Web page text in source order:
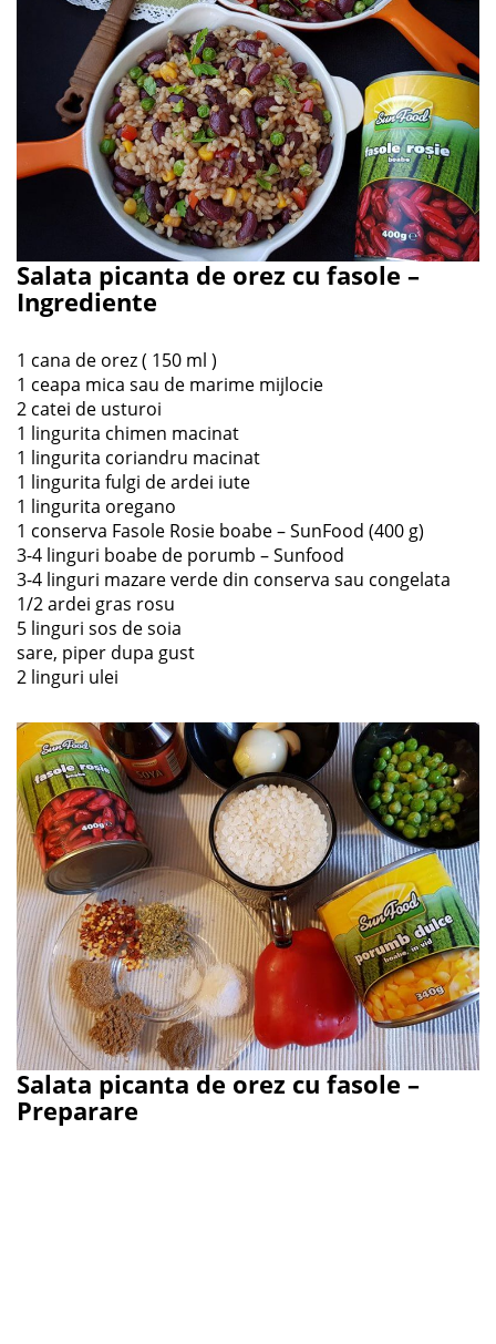
Salata picanta de orez cu fasole –
Ingrediente
1 cana de orez ( 150 ml )
1 ceapa mica sau de marime mijlocie
2 catei de usturoi
1 lingurita chimen macinat
1 lingurita coriandru macinat
1 lingurita fulgi de ardei iute
1 lingurita oregano
1 conserva Fasole Rosie boabe – SunFood (400 g)
3-4 linguri boabe de porumb – Sunfood
3-4 linguri mazare verde din conserva sau congelata
1/2 ardei gras rosu
5 linguri sos de soia
sare, piper dupa gust
2 linguri ulei
Salata picanta de orez cu fasole –
Preparare